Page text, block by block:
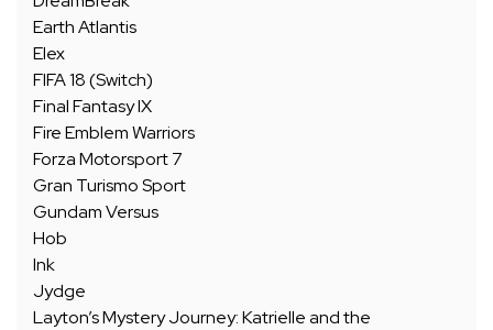
Earth Atlantis
Elex
FIFA 18 (Switch)
Final Fantasy IX
Fire Emblem Warriors
Forza Motorsport 7
Gran Turismo Sport
Gundam Versus
Hob
Ink
Jydge
Layton’s Mystery Journey: Katrielle and the